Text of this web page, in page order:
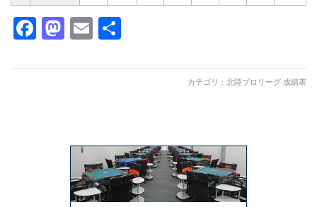
Facebook
Mastodon
Email
カテゴリ： 北陸プロリーグ 成績表